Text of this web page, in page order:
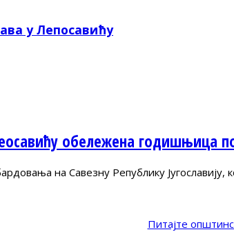
у Лепосавићу
обележена годишњица
на Савезну Републику Југославију,
Питајте